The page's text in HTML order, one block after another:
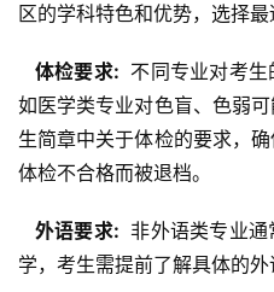
区的学科特色和优势，选择最
  体检要求:
不同专业对考生
如医学类专业对色盲、色弱
生简章中关于体检的要求，
体检不合格而被退档。
  外语要求:
非外语类专业
学，考生需提前了解具体的外